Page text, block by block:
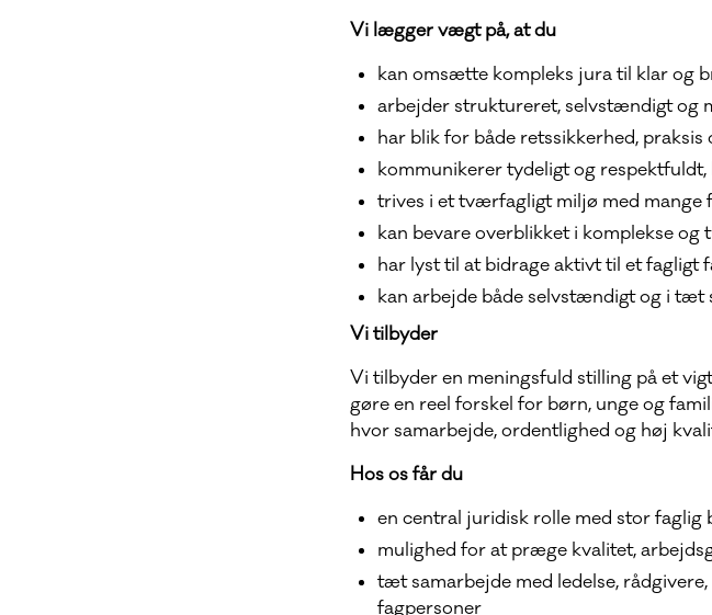
Vi lægger vægt på, at du
kan omsætte kompleks jura til klar og
arbejder struktureret, selvstændigt og
har blik for både retssikkerhed,
kommunikerer tydeligt og
trives i et tværfagligt miljø med mange
kan bevare overblikket i komplekse og
har lyst til at bidrage aktivt til et fagligt
kan arbejde både selvstændigt og i tæt
Vi tilbyder
Vi tilbyder en meningsfuld stilling på et
gøre en reel forskel for børn, unge og
hvor samarbejde, ordentlighed og høj
Hos os får du
en central juridisk rolle med stor faglig
mulighed for at præge kvalitet,
tæt samarbejde med ledelse,
fagpersoner